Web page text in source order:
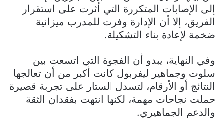
إلى الإصابات المتكررة التي أثرت على استقرار
الفريق، إلا أن الإدارة وفرت للمدرب ميزانية
ضخمة لإعادة بناء التشكيلة.
وفي النهاية، يبدو أن الفجوة التي اتسعت بين
سلوت وجماهير ليفربول كانت أكبر من أن تعالجها
النتائج أو الأرقام، لتسدل الستار على تجربة قصيرة
حملت نجاحات مهمة، لكنها انتهت بفقدان الثقة
والدعم الجماهيري.